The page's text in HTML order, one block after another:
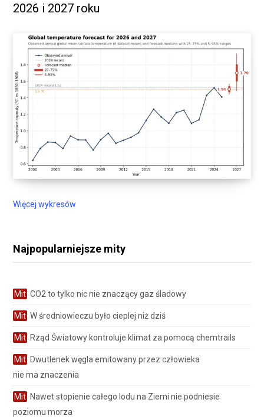
2026 i 2027 roku
Więcej wykresów
Najpopularniejsze mity
Mit CO2 to tylko nic nie znaczący gaz śladowy
Mit W średniowieczu było cieplej niż dziś
Mit Rząd Światowy kontroluje klimat za pomocą chemtrails
Mit Dwutlenek węgla emitowany przez człowieka
nie ma znaczenia
Mit Nawet stopienie całego lodu na Ziemi nie podniesie
poziomu morza